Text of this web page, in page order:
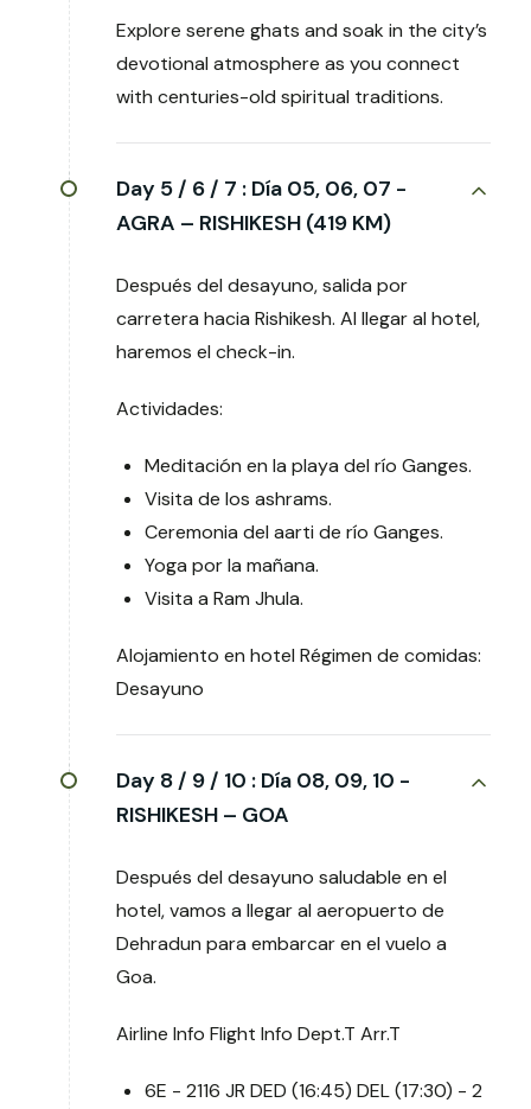
Explore serene ghats and soak in the city’s
devotional atmosphere as you connect
with centuries-old spiritual traditions.
Day 5 / 6 / 7 : Día 05, 06, 07 -
AGRA – RISHIKESH (419 KM)
Después del desayuno, salida por
carretera hacia Rishikesh. Al llegar al hotel,
haremos el check-in.
Actividades:
Meditación en la playa del río Ganges.
Visita de los ashrams.
Ceremonia del aarti de río Ganges.
Yoga por la mañana.
Visita a Ram Jhula.
Alojamiento en hotel Régimen de comidas:
Desayuno
Day 8 / 9 / 10 : Día 08, 09, 10 -
RISHIKESH – GOA
Después del desayuno saludable en el
hotel, vamos a llegar al aeropuerto de
Dehradun para embarcar en el vuelo a
Goa.
Airline Info Flight Info Dept.T Arr.T
6E - 2116 JR DED (16:45) DEL (17:30) - 2